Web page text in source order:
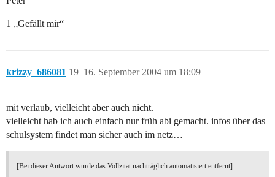
1 „Gefällt mir“
krizzy_686081 16. September 2004 um 18:09
19
mit verlaub, vielleicht aber auch nicht.
vielleicht hab ich auch einfach nur früh abi gemacht. infos über das
schulsystem findet man sicher auch im netz…
[Bei dieser Antwort wurde das Vollzitat nachträglich automatisiert entfernt]